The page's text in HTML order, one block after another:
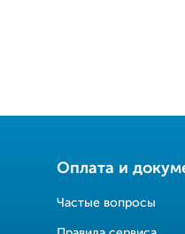
Оплата и
Частые вопросы